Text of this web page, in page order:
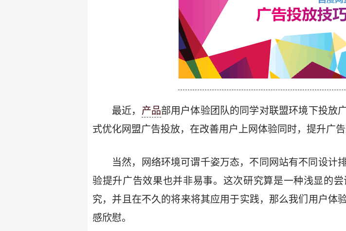
最近， 产品部用户体验团队的同学对联盟环境下投放
式优化网盟广告投放，在改善用户上网体验同时，提升广
当然，网络环境可谓千姿万态，不同网站有不同设计
验提升广告效果也并非易事。这次研究算是一种浅显的
究，并且在不久的将来将其应用于实践，那么我们用户体
感欣慰。